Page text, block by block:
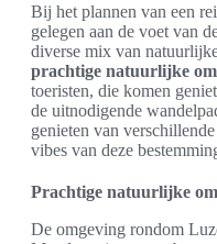
Bij het plannen van een
gelegen aan de voet van
diverse mix van
prachtige natuurlijke
toeristen, die komen
de uitnodigende
genieten van
vibes van deze
Prachtige natuurlijke
De omgeving rondom